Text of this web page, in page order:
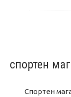
спортен
Спортен